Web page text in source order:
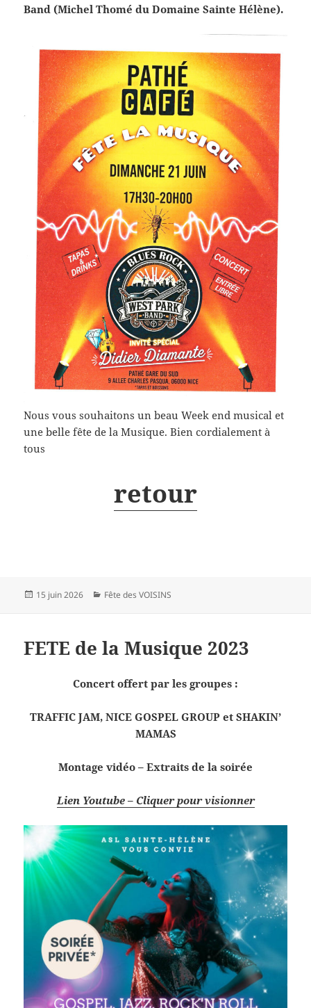
Band (Michel Thomé du Domaine Sainte Hélène).
Nous vous souhaitons un beau Week end musical et
une belle fête de la Musique. Bien cordialement à
tous
retour
Publié
15 juin 2026 Catégories
Fête des VOISINS
FETE de la Musique 2023
Concert offert par les groupes :
TRAFFIC JAM, NICE GOSPEL GROUP et SHAKIN’
MAMAS
Montage vidéo – Extraits de la soirée
Lien Youtube – Cliquer pour visionner